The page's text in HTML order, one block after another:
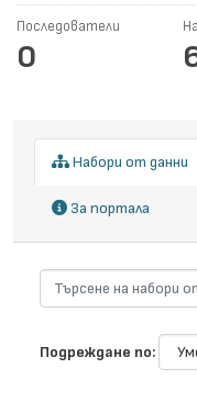
Последователи
0
Набори от данни
За портала
Подреждане по